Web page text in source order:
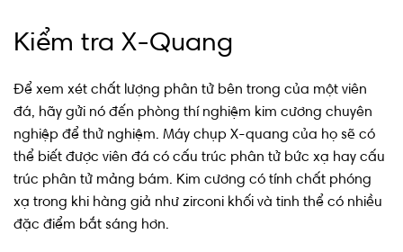
Kiểm tra X-Quang
Để xem xét chất lượng phân tử bên trong của một viên
đá, hãy gửi nó đến phòng thí nghiệm kim cương chuyên
nghiệp để thử nghiệm. Máy chụp X-quang của họ sẽ có
thể biết được viên đá có cấu trúc phân tử bức xạ hay cấu
trúc phân tử mảng bám. Kim cương có tính chất phóng
xạ trong khi hàng giả như zirconi khối và tinh thể có nhiều
đặc điểm bắt sáng hơn.